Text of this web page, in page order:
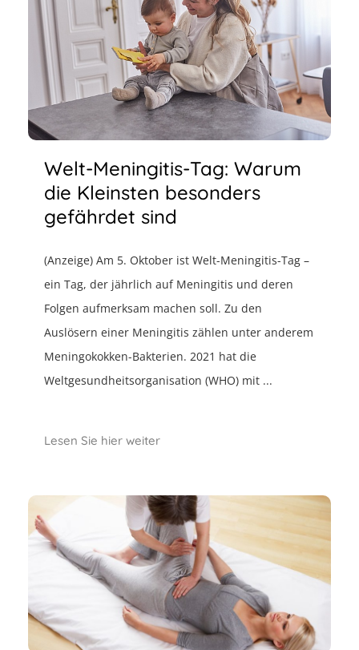
Welt-Meningitis-Tag: Warum
die Kleinsten besonders
gefährdet sind
(Anzeige) Am 5. Oktober ist Welt-Meningitis-Tag –
ein Tag, der jährlich auf Meningitis und deren
Folgen aufmerksam machen soll. Zu den
Auslösern einer Meningitis zählen unter anderem
Meningokokken-Bakterien. 2021 hat die
Weltgesundheitsorganisation (WHO) mit ...
Lesen Sie hier weiter